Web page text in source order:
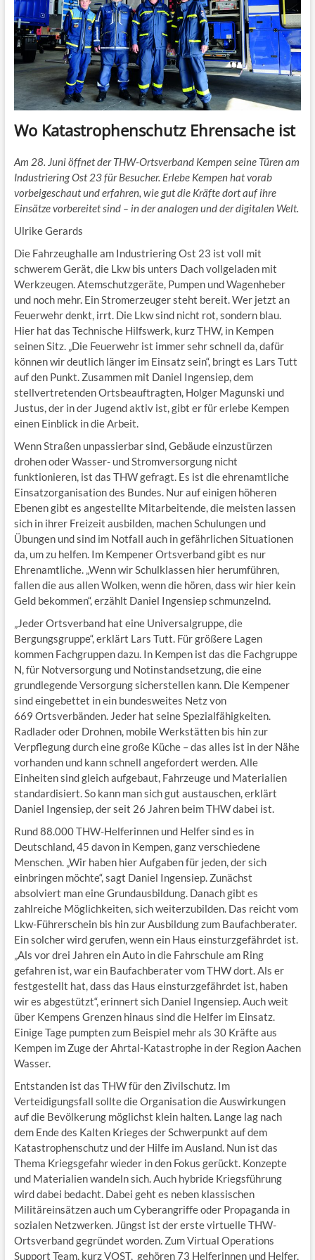
Wo Katastrophenschutz Ehrensache ist
Am 28. Juni öffnet der THW-Ortsverband Kempen seine Türen am
Industriering Ost 23 für Besucher. Erlebe Kempen hat vorab
vorbeigeschaut und erfahren, wie gut die Kräfte dort auf ihre
Einsätze vorbereitet sind – in der analogen und der digitalen Welt.
Ulrike Gerards
Die Fahrzeughalle am Industriering Ost 23 ist voll mit
schwerem Gerät, die Lkw bis unters Dach vollgeladen mit
Werkzeugen. Atemschutzgeräte, Pumpen und Wagenheber
und noch mehr. Ein Stromerzeuger steht bereit. Wer jetzt an
Feuerwehr denkt, irrt. Die Lkw sind nicht rot, sondern blau.
Hier hat das Technische Hilfswerk, kurz THW, in Kempen
seinen Sitz. „Die Feuerwehr ist immer sehr schnell da, dafür
können wir deutlich länger im Einsatz sein“, bringt es Lars Tutt
auf den Punkt. Zusammen mit Daniel Ingensiep, dem
stellvertretenden Ortsbeauftragten, Holger Magunski und
Justus, der in der Jugend aktiv ist, gibt er für erlebe Kempen
einen Einblick in die Arbeit.
Wenn Straßen unpassierbar sind, Gebäude einzustürzen
drohen oder Wasser- und Stromversorgung nicht
funktionieren, ist das THW gefragt. Es ist die ehrenamtliche
Einsatzorganisation des Bundes. Nur auf einigen höheren
Ebenen gibt es angestellte Mitarbeitende, die meisten lassen
sich in ihrer Freizeit ausbilden, machen Schulungen und
Übungen und sind im Notfall auch in gefährlichen Situationen
da, um zu helfen. Im Kempener Ortsverband gibt es nur
Ehrenamtliche. „Wenn wir Schulklassen hier herumführen,
fallen die aus allen Wolken, wenn die hören, dass wir hier kein
Geld bekommen“, erzählt Daniel Ingensiep schmunzelnd.
„Jeder Ortsverband hat eine Universalgruppe, die
Bergungsgruppe“, erklärt Lars Tutt. Für größere Lagen
kommen Fachgruppen dazu. In Kempen ist das die Fachgruppe
N, für Notversorgung und Notinstandsetzung, die eine
grundlegende Versorgung sicherstellen kann. Die Kempener
sind eingebettet in ein bundesweites Netz von
669 Ortsverbänden. Jeder hat seine Spezialfähigkeiten.
Radlader oder Drohnen, mobile Werkstätten bis hin zur
Verpflegung durch eine große Küche – das alles ist in der Nähe
vorhanden und kann schnell angefordert werden. Alle
Einheiten sind gleich aufgebaut, Fahrzeuge und Materialien
standardisiert. So kann man sich gut austauschen, erklärt
Daniel Ingensiep, der seit 26 Jahren beim THW dabei ist.
Rund 88.000 THW-Helferinnen und Helfer sind es in
Deutschland, 45 davon in Kempen, ganz verschiedene
Menschen. „Wir haben hier Aufgaben für jeden, der sich
einbringen möchte“, sagt Daniel Ingensiep. Zunächst
absolviert man eine Grundausbildung. Danach gibt es
zahlreiche Möglichkeiten, sich weiterzubilden. Das reicht vom
Lkw-Führerschein bis hin zur Ausbildung zum Baufachberater.
Ein solcher wird gerufen, wenn ein Haus einsturzgefährdet ist.
„Als vor drei Jahren ein Auto in die Fahrschule am Ring
gefahren ist, war ein Baufachberater vom THW dort. Als er
festgestellt hat, dass das Haus einsturzgefährdet ist, haben
wir es abgestützt“, erinnert sich Daniel Ingensiep. Auch weit
über Kempens Grenzen hinaus sind die Helfer im Einsatz.
Einige Tage pumpten zum Beispiel mehr als 30 Kräfte aus
Kempen im Zuge der Ahrtal-Katastrophe in der Region Aachen
Wasser.
Entstanden ist das THW für den Zivilschutz. Im
Verteidigungsfall sollte die Organisation die Auswirkungen
auf die Bevölkerung möglichst klein halten. Lange lag nach
dem Ende des Kalten Krieges der Schwerpunkt auf dem
Katastrophenschutz und der Hilfe im Ausland. Nun ist das
Thema Kriegsgefahr wieder in den Fokus gerückt. Konzepte
und Materialien wandeln sich. Auch hybride Kriegsführung
wird dabei bedacht. Dabei geht es neben klassischen
Militäreinsätzen auch um Cyberangriffe oder Propaganda in
sozialen Netzwerken. Jüngst ist der erste virtuelle THW-
Ortsverband gegründet worden. Zum Virtual Operations
Support Team, kurz VOST, gehören 73 Helferinnen und Helfer,